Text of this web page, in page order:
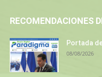
RECOMENDACIONES
Portada
08/08/2026